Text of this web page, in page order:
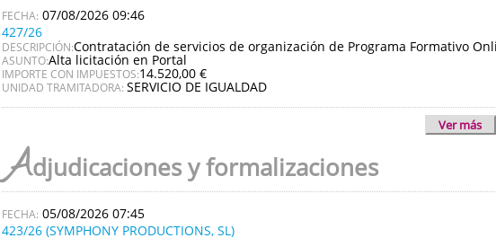
07/08/2026 09:46
427/26
DESCRIPCIÓN:Contratación de servicios de organización de Programa Formativo
ASUNTO:Alta licitación en Portal
IMPORTE CON IMPUESTOS:14.520,00 €
UNIDAD TRAMITADORA: SERVICIO DE IGUALDAD
Ver más
Adjudicaciones y formalizaciones
05/08/2026 07:45
423/26 (SYMPHONY PRODUCTIONS, SL)